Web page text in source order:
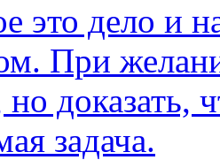
это дело и
При
но доказать,
задача.